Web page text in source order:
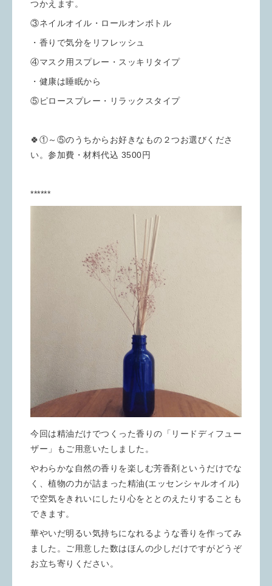
つかえます。
③ネイルオイル・ロールオンボトル
・香りで気分をリフレッシュ
④マスク用スプレー・スッキリタイプ
・健康は睡眠から
⑤ピロースプレー・リラックスタイプ
🍀①～⑤のうちからお好きなもの２つお選びくださ
い。参加費・材料代込 3500円
******
今回は精油だけでつくった香りの「リードディフュー
ザー」もご用意いたしました。
やわらかな自然の香りを楽しむ芳香剤というだけでな
く、植物の力が詰まった精油(エッセンシャルオイル)
で空気をきれいにしたり心をととのえたりすることも
できます。
華やいだ明るい気持ちになれるような香りを作ってみ
ました。ご用意した数はほんの少しだけですがどうぞ
お立ち寄りください。